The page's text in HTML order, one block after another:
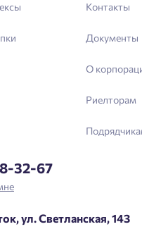
Контакты
Документы
О
Риелторам
32-67
ул. Светланская, 143